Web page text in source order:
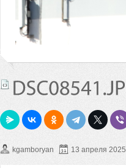
kgamboryan 13 апреля 2025